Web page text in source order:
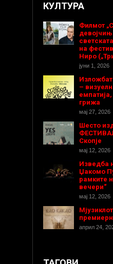
КУЛТУРА
Филмот
на
Ниро
јуни 1, 2026
–
грижа
мај 27, 2026
Шесто
Скопје
мај 12, 2026
Изведба
Џакомо
рамките
вечери“
мај 12, 2026
април 24,